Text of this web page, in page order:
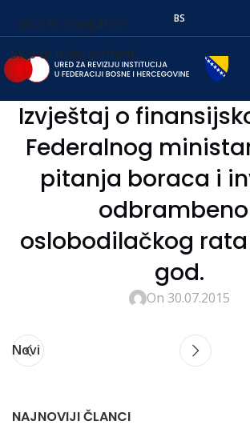
Skip to navigation
Skip to main content
BS
Izvještaj o
Federalnog
pitanja boraca i
oslobodilačkog rata
god.
On 30.07.2015
Novi
NAJNOVIJI ČLANCI